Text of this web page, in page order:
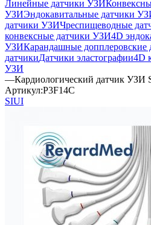
Линейные датчики УЗИ
УЗИЭндокавитальные датчики
датчики УЗИЧреспищеводные
конвексные датчики УЗИ4D
УЗИКарандашные допплеровские
датчикиДатчики эластографии4D
УЗИ
—Кардиологический датчик УЗИ
Артикул:P3F14C
SIUI